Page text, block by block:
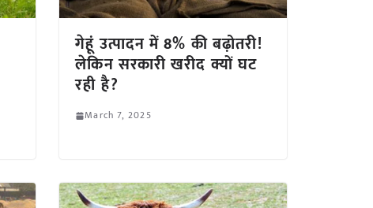
गेहूं उत्पादन में 8% की बढ़ोतरी!
लेकिन सरकारी खरीद क्यों घट
रही है?
March 7, 2025